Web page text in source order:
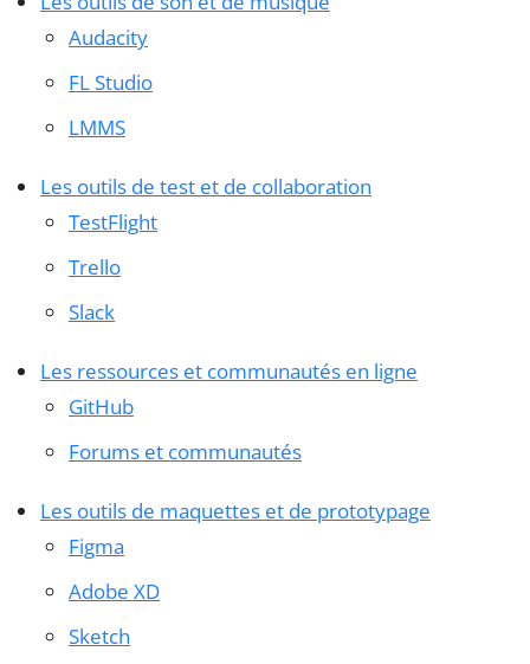
Audacity
FL Studio
LMMS
Les outils de test et de collaboration
TestFlight
Trello
Slack
Les ressources et communautés en ligne
GitHub
Forums et communautés
Les outils de maquettes et de prototypage
Figma
Adobe XD
Sketch